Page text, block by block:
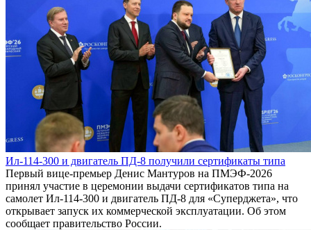
Ил-114-300 и двигатель ПД-8 получили сертификаты типа
Первый вице-премьер Денис Мантуров на ПМЭФ-2026
принял участие в церемонии выдачи сертификатов типа на
самолет Ил-114-300 и двигатель ПД-8 для «Суперджета», что
открывает запуск их коммерческой эксплуатации. Об этом
сообщает правительство России.